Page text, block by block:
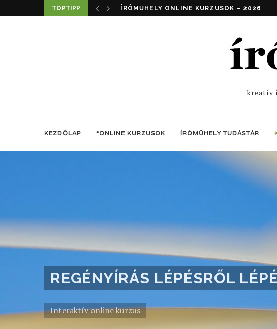
TOPTIPP REGÉNYÍRÁS LÉPÉSRŐL LÉPÉSRE – 2026
kreatív
KEZDŐLAP *ONLINE KURZUSOK ÍRÓMŰHELY TUDÁSTÁR
REGÉNYÍRÁS LÉPÉSRŐL
Interaktív online kurzus